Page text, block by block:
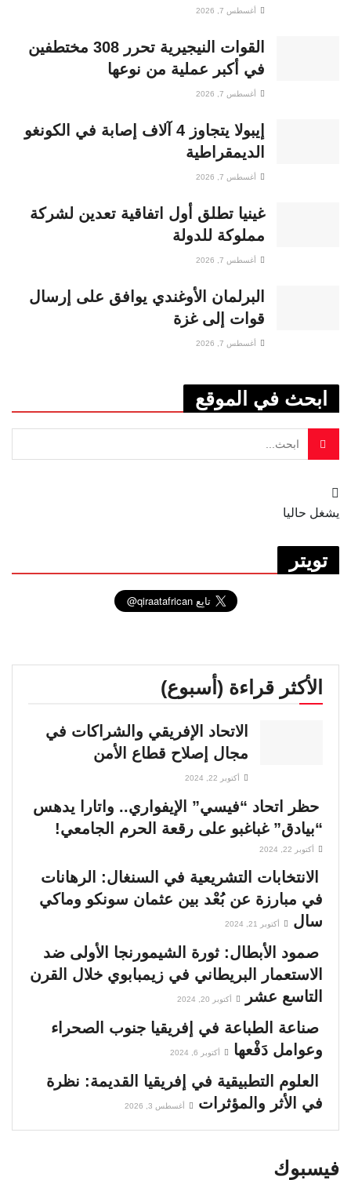
أغسطس 7, 2026
القوات النيجيرية تحرر 308 مختطفين
في أكبر عملية من نوعها
أغسطس 7, 2026
إيبولا يتجاوز 4 آلاف إصابة في الكونغو
الديمقراطية
أغسطس 7, 2026
غينيا تطلق أول اتفاقية تعدين لشركة
مملوكة للدولة
أغسطس 7, 2026
البرلمان الأوغندي يوافق على إرسال
قوات إلى غزة
أغسطس 7, 2026
ابحث في الموقع
يشغل حاليا
تويتر
الأكثر قراءة (أسبوع)
الاتحاد الإفريقي والشراكات في
مجال إصلاح قطاع الأمن
أكتوبر 22, 2024
حظر اتحاد “فيسي” الإيفواري.. واتارا يدهس
“بيادق” غباغبو على رقعة الحرم الجامعي!
أكتوبر 22, 2024
الانتخابات التشريعية في السنغال: الرهانات
في مبارزة عن بُعْد بين عثمان سونكو وماكي
سال
أكتوبر 21, 2024
صمود الأبطال: ثورة الشيمورنجا الأولى ضد
الاستعمار البريطاني في زيمبابوي خلال القرن
التاسع عشر
أكتوبر 20, 2024
صناعة الطباعة في إفريقيا جنوب الصحراء
وعوامل دَفْعها
أكتوبر 6, 2024
العلوم التطبيقية في إفريقيا القديمة: نظرة
في الأثر والمؤثرات
أغسطس 3, 2026
فيسبوك